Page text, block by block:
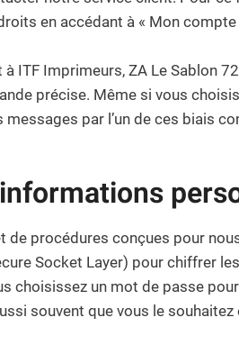
en accédant à « Mon
ITF Imprimeurs, ZA Le Sablon
précise. Même si vous
par l’un de ces biais
procédures conçues pour
Socket Layer) pour chiffrer
choisissez un mot de passe
souvent que vous le